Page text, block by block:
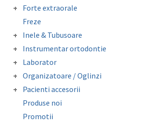
Forte extraorale
Module de siguranta
Freze
Inele & Tubusoare
Inele molar
Tubusor molar 1 si 2
Instrumentar ortodontie
Clesti
Instrumentar auxiliar
Pense
Sonde/Explorer/Director ligaturi
Laborator
Accesorii laborator
Folii copolyester / polypropylene /
Mouthguard Soft EVA
Surub expansiune
Organizatoare / Oglinzi
Oglinzi fotografie
Organizatoare
Pacienti accesorii
Ceara ortodontica
Cutie depozitare aparat mobil
Protectie bracketi
Produse noi
Promotii